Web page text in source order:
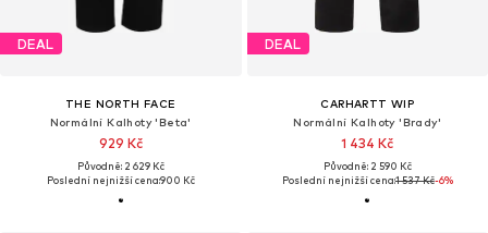
DEAL
THE NORTH FACE
Normální Kalhoty 'Beta'
929 Kč
Původně: 2 629 Kč
Poslední nejnižší cena:900 Kč
DEAL
CARHARTT WIP
Normální Kalhoty 'Brady'
1 434 Kč
Původně: 2 590 Kč
Poslední nejnižší cena:1 537 Kč-6%